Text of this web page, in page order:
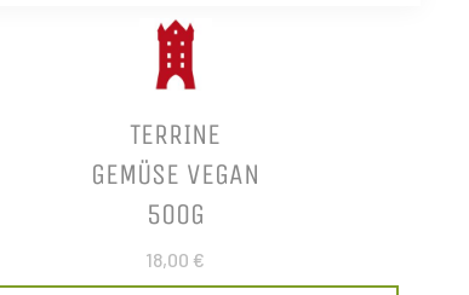
TERRINE
GEMÜSE VEGAN
500G
18,00 €